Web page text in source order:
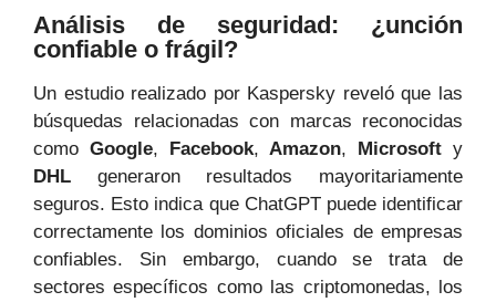
Análisis de seguridad: ¿unción
confiable o frágil?
Un estudio realizado por Kaspersky reveló que las
búsquedas relacionadas con marcas reconocidas
como Google, Facebook,Amazon, Microsoft y
DHL generaron resultados mayoritariamente
seguros. Esto indica que ChatGPT puede identificar
correctamente los dominios oficiales de empresas
confiables. Sin embargo, cuando se trata de
sectores específicos como las criptomonedas, los